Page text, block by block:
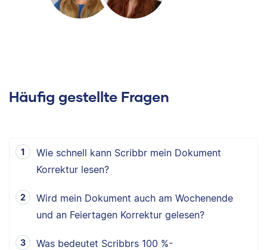
Häufig gestellte Fragen
Wie schnell kann Scribbr mein Dokument
Korrektur lesen?
Wird mein Dokument auch am Wochenende
und an Feiertagen Korrektur gelesen?
Was bedeutet Scribbrs 100 %-